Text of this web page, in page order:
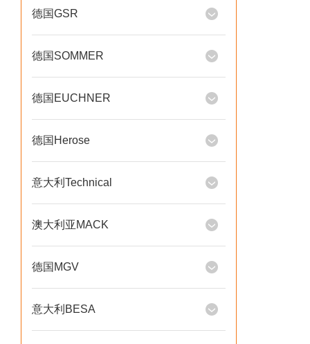
德国GSR
德国SOMMER
德国EUCHNER
德国Herose
意大利Technical
澳大利亚MACK
德国MGV
意大利BESA